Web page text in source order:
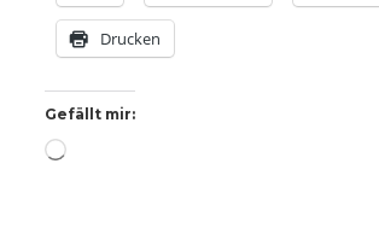
Drucken
Gefällt mir:
Wird